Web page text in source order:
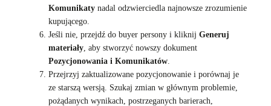
Komunikaty nadal odzwierciedla najnowsze zrozumienie
kupującego.
Jeśli nie, przejdź do buyer persony i kliknij Generuj
materiały , aby stworzyć nowszy dokument
Pozycjonowania i Komunikatów
Przejrzyj zaktualizowane pozycjonowanie i porównaj je
ze starszą wersją. Szukaj zmian w głównym problemie,
pożądanych wynikach, postrzeganych barierach,